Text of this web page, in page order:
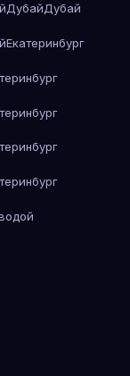
ДубайДубай
Екатеринбург